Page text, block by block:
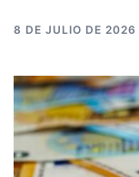
8 DE JULIO DE 2026